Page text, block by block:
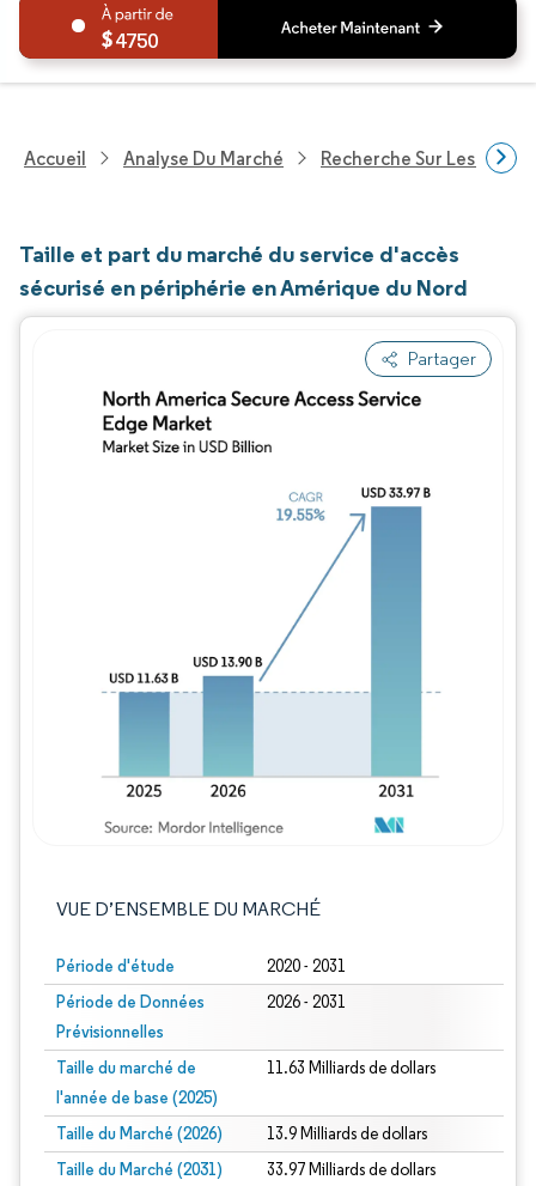
4750
Accueil Analyse Du Marché Recherche Sur Les
Taille et part du marché du service d'accès
sécurisé en périphérie en Amérique du Nord
Partager
VUE D’ENSEMBLE DU MARCHÉ
Période d'étude 2020 - 2031
Période de Données
Prévisionnelles
2026 - 2031
Taille du marché de
l'année de base (2025)
11.63 Milliards de dollars
Taille du Marché (2026) 13.9 Milliards de dollars
Taille du Marché (2031) 33.97 Milliards de dollars
Image © Mordor Intelligence. La